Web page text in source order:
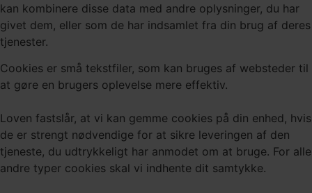
kan kombinere disse data med andre oplysninger, du har
givet dem, eller som de har indsamlet fra din brug af deres
tjenester.
Cookies er små tekstfiler, som kan bruges af websteder til
at gøre en brugers oplevelse mere effektiv.
Loven fastslår, at vi kan gemme cookies på din enhed, hvis
de er strengt nødvendige for at sikre leveringen af den
tjeneste, du udtrykkeligt har anmodet om at bruge. For alle
andre typer cookies skal vi indhente dit samtykke.